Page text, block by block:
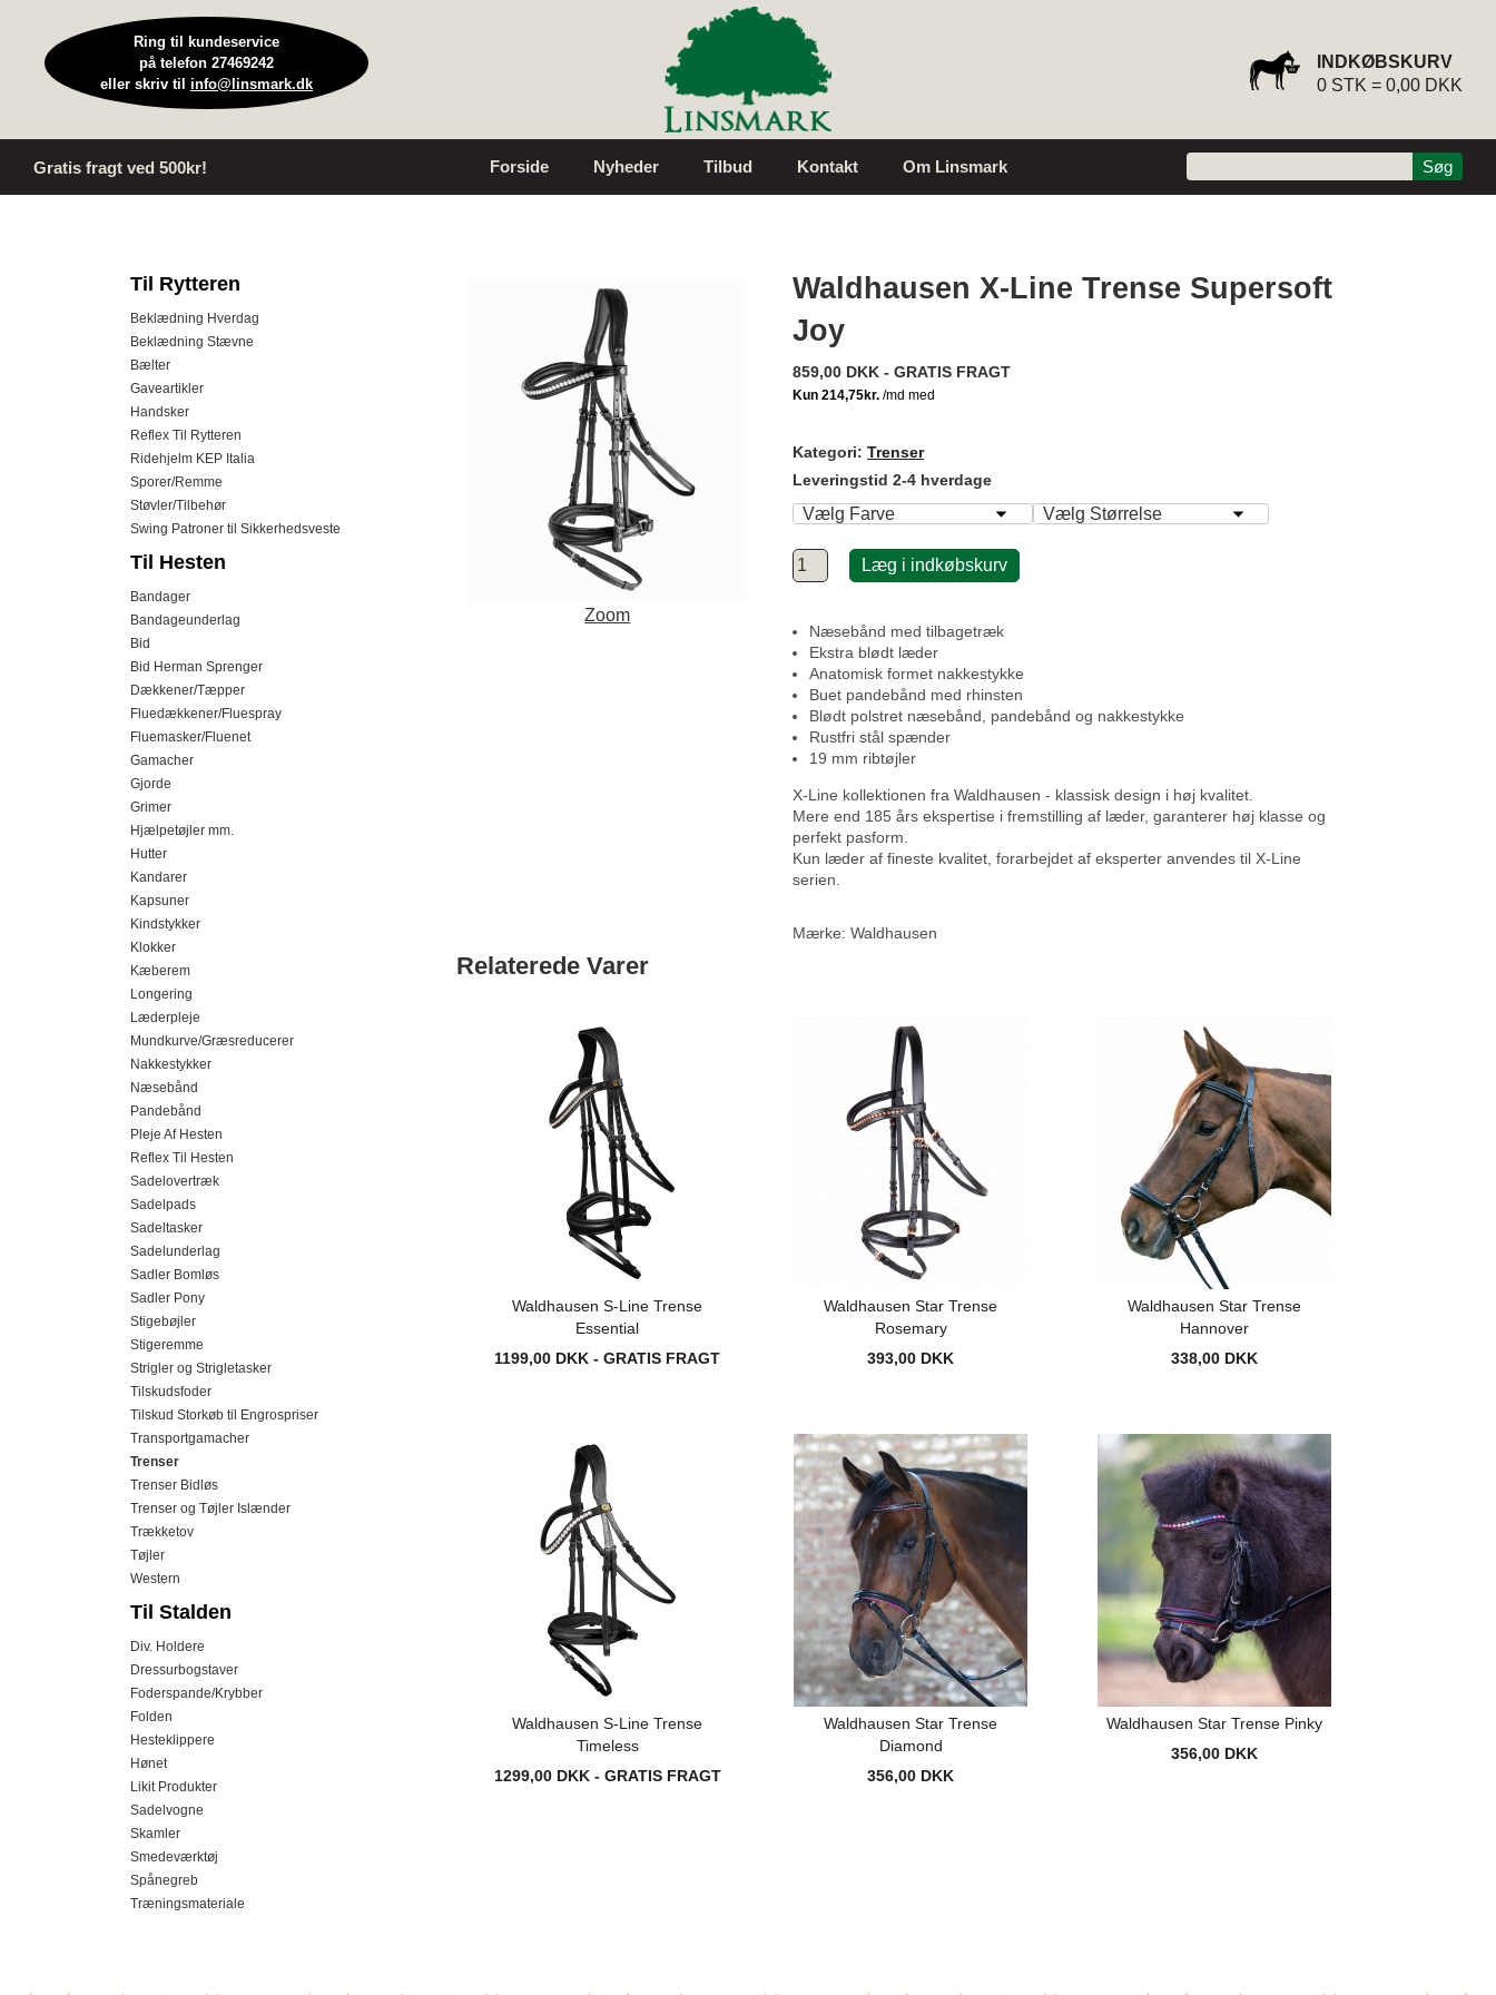
Ring til kundeservice
på telefon 27469242
eller skriv til info@linsmark.dk
INDKØBSKURV
0 STK = 0,00 DKK
Gratis fragt ved 500kr! Forside Nyheder Tilbud Kontakt Om Linsmark
Til Rytteren
Beklædning Hverdag
Beklædning Stævne
Bælter
Gaveartikler
Handsker
Reflex Til Rytteren
Ridehjelm KEP Italia
Sporer/Remme
Støvler/Tilbehør
Swing Patroner til Sikkerhedsveste
Til Hesten
Bandager
Bandageunderlag
Bid
Bid Herman Sprenger
Dækkener/Tæpper
Fluedækkener/Fluespray
Fluemasker/Fluenet
Gamacher
Gjorde
Grimer
Hjælpetøjler mm.
Hutter
Kandarer
Kapsuner
Kindstykker
Klokker
Kæberem
Longering
Læderpleje
Mundkurve/Græsreducerer
Nakkestykker
Næsebånd
Pandebånd
Pleje Af Hesten
Reflex Til Hesten
Sadelovertræk
Sadelpads
Sadeltasker
Sadelunderlag
Sadler Bomløs
Sadler Pony
Stigebøjler
Stigeremme
Strigler og Strigletasker
Tilskudsfoder
Tilskud Storkøb til Engrospriser
Transportgamacher
Trenser
Trenser Bidløs
Trenser og Tøjler Islænder
Trækketov
Tøjler
Western
Til Stalden
Div. Holdere
Dressurbogstaver
Foderspande/Krybber
Folden
Hesteklippere
Hønet
Likit Produkter
Sadelvogne
Skamler
Smedeværktøj
Spånegreb
Træningsmateriale
Zoom
Waldhausen X-Line Trense Supersoft
Joy
859,00 DKK - GRATIS FRAGT
Kategori: Trenser
Leveringstid 2-4 hverdage
Læg i indkøbskurv
Næsebånd med tilbagetræk
Ekstra blødt læder
Anatomisk formet nakkestykke
Buet pandebånd med rhinsten
Blødt polstret næsebånd, pandebånd og nakkestykke
Rustfri stål spænder
19 mm ribtøjler
X-Line kollektionen fra Waldhausen - klassisk design i høj kvalitet.
Mere end 185 års ekspertise i fremstilling af læder, garanterer høj klasse og
perfekt pasform.
Kun læder af fineste kvalitet, forarbejdet af eksperter anvendes til X-Line
serien.
Mærke: Waldhausen
Relaterede Varer
Waldhausen S-Line Trense
Essential
1199,00 DKK - GRATIS FRAGT
Waldhausen Star Trense
Rosemary
393,00 DKK
Waldhausen Star Trense
Hannover
338,00 DKK
Waldhausen S-Line Trense
Timeless
1299,00 DKK - GRATIS FRAGT
Waldhausen Star Trense
Diamond
356,00 DKK
Waldhausen Star Trense Pinky
356,00 DKK